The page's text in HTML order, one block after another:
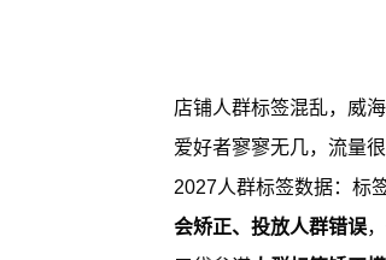
店铺人群标签混乱，威
爱好者寥寥无几，流量
2027人群标签数据：标
会矫正、投放人群错误